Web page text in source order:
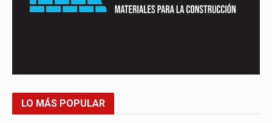
LO MÁS POPULAR